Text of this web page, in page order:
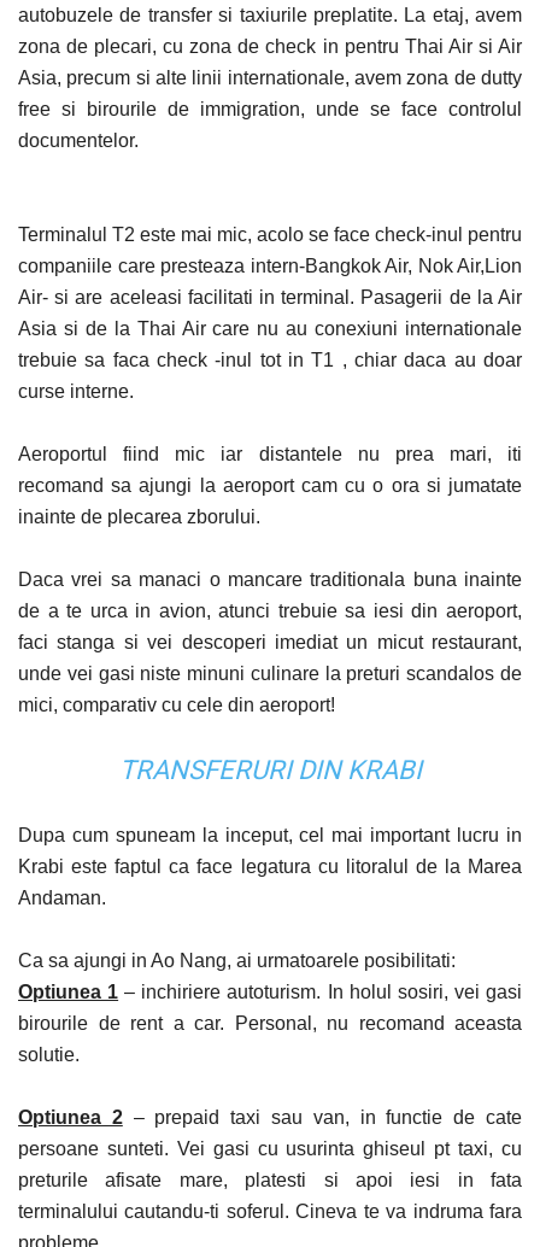
autobuzele de transfer si taxiurile preplatite. La etaj, avem
zona de plecari, cu zona de check in pentru Thai Air si Air
Asia, precum si alte linii internationale, avem zona de dutty
free si birourile de immigration, unde se face controlul
documentelor.
Terminalul T2 este mai mic, acolo se face check-inul pentru
companiile care presteaza intern-Bangkok Air, Nok Air,Lion
Air- si are aceleasi facilitati in terminal. Pasagerii de la Air
Asia si de la Thai Air care nu au conexiuni internationale
trebuie sa faca check -inul tot in T1 , chiar daca au doar
curse interne.
Aeroportul fiind mic iar distantele nu prea mari, iti
recomand sa ajungi la aeroport cam cu o ora si jumatate
inainte de plecarea zborului.
Daca vrei sa manaci o mancare traditionala buna inainte
de a te urca in avion, atunci trebuie sa iesi din aeroport,
faci stanga si vei descoperi imediat un micut restaurant,
unde vei gasi niste minuni culinare la preturi scandalos de
mici, comparativ cu cele din aeroport!
TRANSFERURI DIN KRABI
Dupa cum spuneam la inceput, cel mai important lucru in
Krabi este faptul ca face legatura cu litoralul de la Marea
Andaman.
Ca sa ajungi in Ao Nang, ai urmatoarele posibilitati:
Optiunea 1 – inchiriere autoturism. In holul sosiri, vei gasi
birourile de rent a car. Personal, nu recomand aceasta
solutie.
Optiunea 2– prepaid taxi sau van, in functie de cate
persoane sunteti. Vei gasi cu usurinta ghiseul pt taxi, cu
preturile afisate mare, platesti si apoi iesi in fata
terminalului cautandu-ti soferul. Cineva te va indruma fara
probleme.